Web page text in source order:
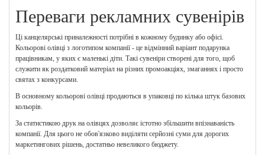
Переваги рекламних сувенірів
Ці канцелярські приналежності потрібні в кожному будинку або офісі.
Кольорові олівці з логотипом компанії - це відмінний варіант подарунка
працівникам, у яких є маленькі діти. Такі сувеніри створені для того, щоб
служити як роздатковий матеріал на різних промоакціях, змаганнях і просто
святах з конкурсами.
В основному кольорові олівці продаються в упаковці по кілька штук базових
кольорів.
За статистикою друк на олівцях дозволяє істотно збільшити впізнаваність
компанії. Для цього не обов'язково виділяти серйозні суми для дорогих
маркетингових рішень, достатньо невеликого бюджету.